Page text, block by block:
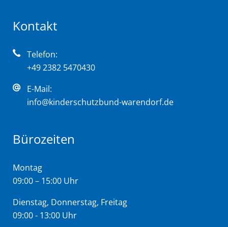
Kontakt
Telefon:
+49 2382 5470430
E-Mail:
info@kinderschutzbund-warendorf.de
Bürozeiten
Montag
09:00 – 15:00 Uhr
Dienstag, Donnerstag, Freitag
09:00 - 13:00 Uhr